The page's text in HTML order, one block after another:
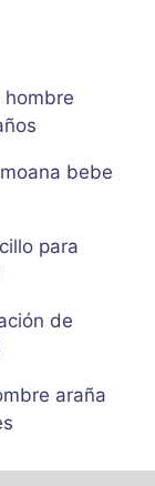
hombre
bebe
para
de
araña